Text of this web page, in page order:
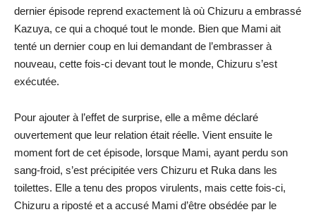
dernier épisode reprend exactement là où Chizuru a embrassé
Kazuya, ce qui a choqué tout le monde. Bien que Mami ait
tenté un dernier coup en lui demandant de l’embrasser à
nouveau, cette fois-ci devant tout le monde, Chizuru s’est
exécutée.
Pour ajouter à l’effet de surprise, elle a même déclaré
ouvertement que leur relation était réelle. Vient ensuite le
moment fort de cet épisode, lorsque Mami, ayant perdu son
sang-froid, s’est précipitée vers Chizuru et Ruka dans les
toilettes. Elle a tenu des propos virulents, mais cette fois-ci,
Chizuru a riposté et a accusé Mami d’être obsédée par le